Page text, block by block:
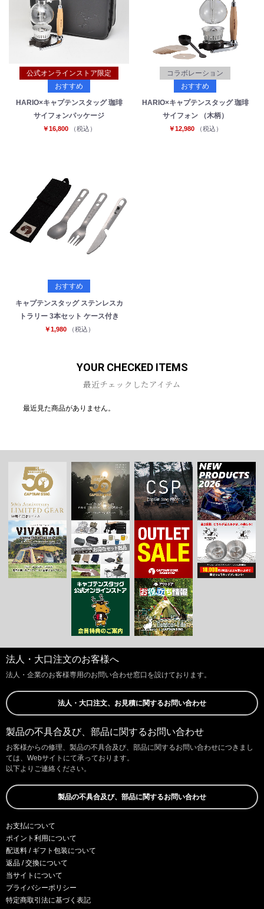
公式オンラインストア限定
おすすめ
HARIO×キャプテンスタッグ 珈琲
サイフォンパッケージ
￥16,800 （税込）
コラボレーション
おすすめ
HARIO×キャプテンスタッグ 珈琲
サイフォン （木柄）
￥12,980 （税込）
おすすめ
キャプテンスタッグ ステンレスカ
トラリー 3本セット ケース付き
￥1,980 （税込）
お買い物を続ける
YOUR CHECKED ITEMS
最近チェックしたアイテム
最近見た商品がありません。
法人・大口注文のお客様へ
法人・企業のお客様専用のお問い合わせ窓口を設けております。
法人・大口注文、お見積に関するお問い合わせ
製品の不具合及び、部品に関するお問い合わせ
お客様からの修理、製品の不具合及び、部品に関するお問い合わせにつきまし
ては、Webサイトにて承っております。
以下よりご連絡ください。
製品の不具合及び、部品に関するお問い合わせ
お支払について
ポイント利用について
配送料 / ギフト包装について
返品 / 交換について
当サイトについて
プライバシーポリシー
特定商取引法に基づく表記